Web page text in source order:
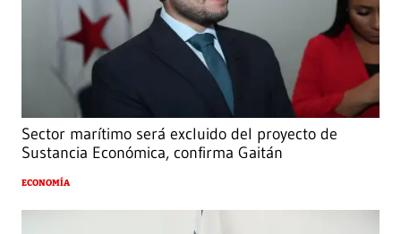
Sector marítimo será excluido del proyecto de
Sustancia Económica, confirma Gaitán
ECONOMÍA